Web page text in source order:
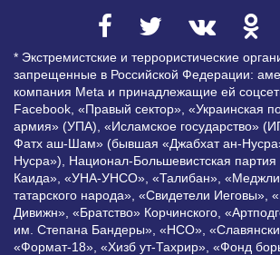
* Экстремистские и террористические
запрещенные в Российской Федерации:
компания Meta и принадлежащие ей
Facebook, «Правый сектор», «Украинская
армия» (УПА), «Исламское государство»
Фатх аш-Шам» (бывшая «Джабхат ан-
Нусра»), Национал-Большевистская
Каида», «УНА-УНСО», «Талибан»,
татарского народа», «Свидетели Иеговы»,
Дивижн», «Братство» Корчинского,
им. Степана Бандеры», «НСО»,
«Формат-18», «Хизб ут-Тахрир», «Фонд